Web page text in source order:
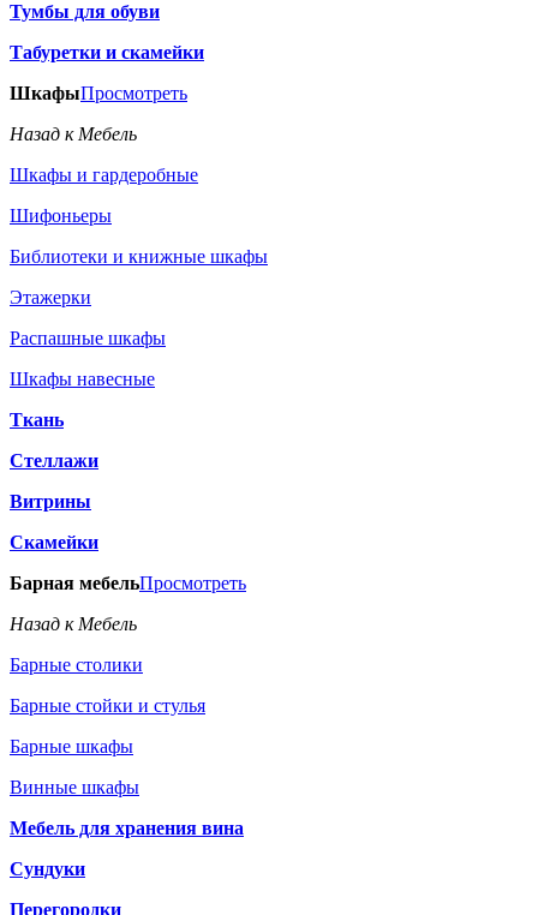
Тумбы для обуви
Табуретки и скамейки
ШкафыПросмотреть
Назад к Мебель
Шкафы и гардеробные
Шифоньеры
Библиотеки и книжные шкафы
Этажерки
Распашные шкафы
Шкафы навесные
Ткань
Стеллажи
Витрины
Скамейки
Барная мебельПросмотреть
Назад к Мебель
Барные столики
Барные стойки и стулья
Барные шкафы
Винные шкафы
Мебель для хранения вина
Сундуки
Перегородки